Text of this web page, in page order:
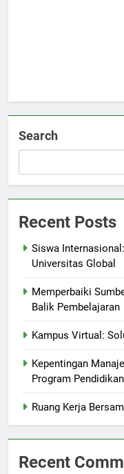
Search
Recent Posts
Siswa
Universitas Global
Memperbaiki
Balik Pembelajaran
Kampus Virtual:
Kepentingan
Program
Ruang Kerja
Recent